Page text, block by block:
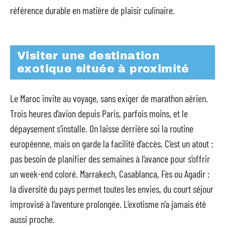
référence durable en matière de plaisir culinaire.
Visiter une destination
exotique située à proximité
Le Maroc invite au voyage, sans exiger de marathon aérien.
Trois heures d’avion depuis Paris, parfois moins, et le
dépaysement s’installe. On laisse derrière soi la routine
européenne, mais on garde la facilité d’accès. C’est un atout :
pas besoin de planifier des semaines à l’avance pour s’offrir
un week-end coloré. Marrakech, Casablanca, Fès ou Agadir :
la diversité du pays permet toutes les envies, du court séjour
improvisé à l’aventure prolongée. L’exotisme n’a jamais été
aussi proche.